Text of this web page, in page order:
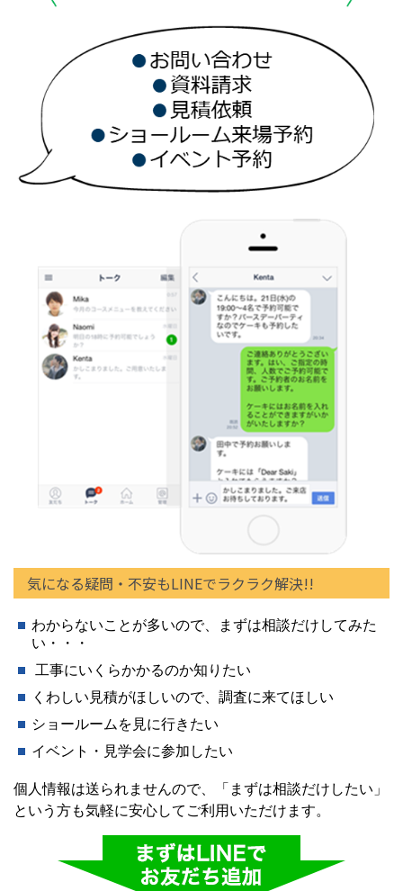
気になる疑問・不安もLINEでラクラク解決!!
わからないことが多いので、まずは相談だけしてみた
い・・・
工事にいくらかかるのか知りたい
くわしい見積がほしいので、調査に来てほしい
ショールームを見に行きたい
イベント・見学会に参加したい
個人情報は送られませんので、「まずは相談だけしたい」
という方も気軽に安心してご利用いただけます。